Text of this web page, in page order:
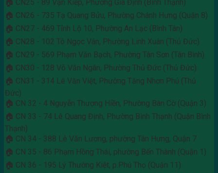
🏠 CN25 - 89 Vạn Kiếp, Phường Gia Định (Bình Thạnh)
🏠 CN26 - 735 Tạ Quang Bửu, Phường Chánh Hưng (Quận 8)
🏠 CN27 - 469 Tỉnh Lộ 10, Phường An Lạc (Bình Tân)
🏠 CN28 - 102 Tô Ngọc Vân, Phường Linh Xuân (Thủ Đức)
🏠 CN29 - 569 Phạm Văn Bạch, Phường Tân Sơn (Tân Bình)
🏠 CN30 - 128 Võ Văn Ngân, Phường Thủ Đức (Thủ Đức)
🏠 CN31 - 314 Lê Văn Việt, Phường Tăng Nhơn Phú (Thủ
Đức)
🏠 CN 32 - 4 Nguyễn Thượng Hiền, Phường Bàn Cờ (Quận 3)
🏠 CN 33 - 74 Lê Quang Định, Phường Bình Thạnh (Quận Bình
Thạnh)
🏠 CN 34 - 388 Lê Văn Lương, phường Tân Hưng, Quận 7
🏠 CN 35 - 86 Phạm Hồng Thái, phường Bến Thành (Quận 1)
🏠 CN 36 - 195 Lý Thường Kiệt, p.Phú Thọ (Quận 11)